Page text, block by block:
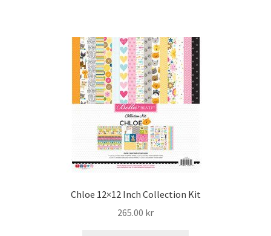
Chloe 12×12 Inch Collection Kit
265.00 kr